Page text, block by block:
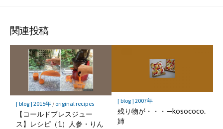
関連投稿
[ blog ] 2015年/ original recipes
【コールドプレスジュー
ス】レシピ（1）人参・りん
[ blog ] 2007年
残り物が・・・—kosococo.
姉